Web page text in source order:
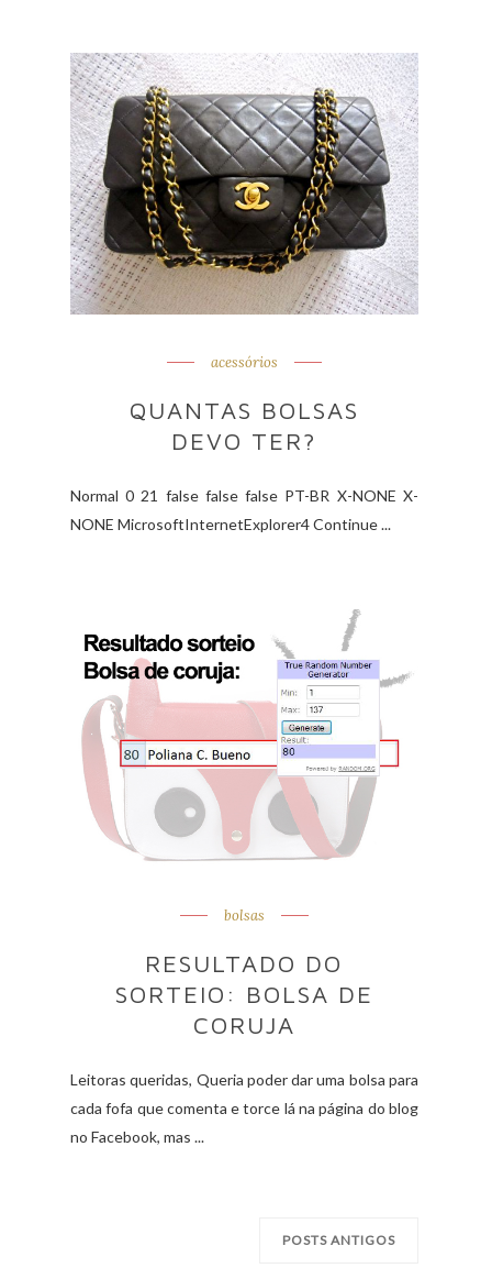
acessórios
QUANTAS BOLSAS
DEVO TER?
Normal 0 21 false false false PT-BR X-NONE X-
NONE MicrosoftInternetExplorer4 Continue ...
bolsas
RESULTADO DO
SORTEIO: BOLSA DE
CORUJA
Leitoras queridas, Queria poder dar uma bolsa para
cada fofa que comenta e torce lá na página do blog
no Facebook, mas ...
POSTS ANTIGOS